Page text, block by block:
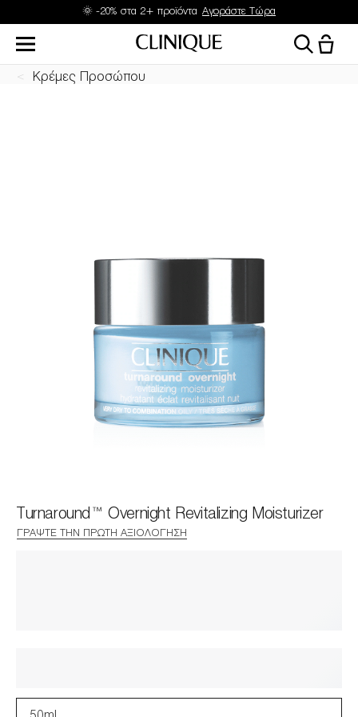
Δώρα με αγορές από 45 & 70€
Κρέμες Προσώπου
Turnaround™ Overnight Revitalizing Moisturizer
ΓΡΆΨΤΕ ΤΗΝ ΠΡΏΤΗ ΑΞΙΟΛΌΓΗΣΗ